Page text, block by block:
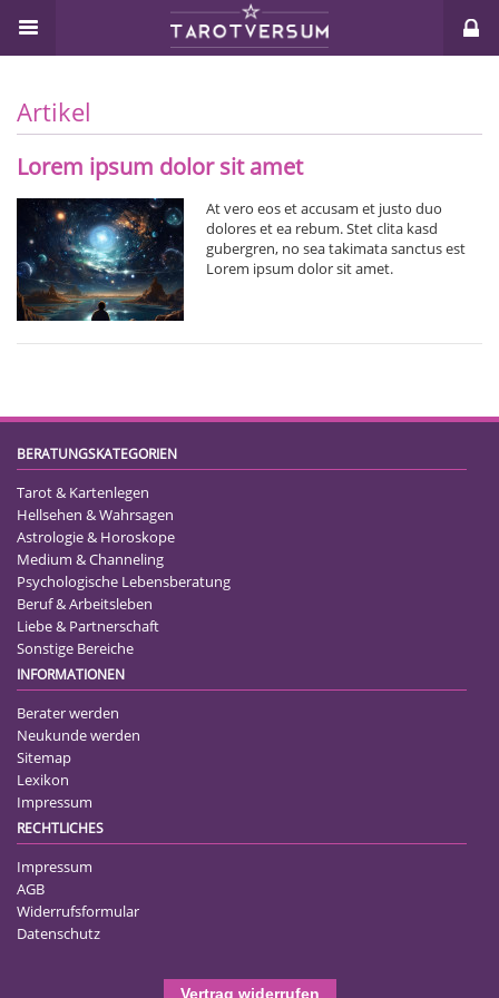
Artikel
Lorem ipsum dolor sit amet
At vero eos et accusam et justo duo
dolores et ea rebum. Stet clita kasd
gubergren, no sea takimata sanctus est
Lorem ipsum dolor sit amet.
BERATUNGSKATEGORIEN
Tarot & Kartenlegen
Hellsehen & Wahrsagen
Astrologie & Horoskope
Medium & Channeling
Psychologische Lebensberatung
Beruf & Arbeitsleben
Liebe & Partnerschaft
Sonstige Bereiche
INFORMATIONEN
Berater werden
Neukunde werden
Sitemap
Lexikon
Impressum
RECHTLICHES
Impressum
AGB
Widerrufsformular
Datenschutz
Vertrag widerrufen